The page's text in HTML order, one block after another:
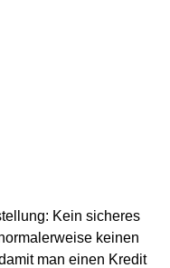
Kein sicheres
keinen
man einen Kredit